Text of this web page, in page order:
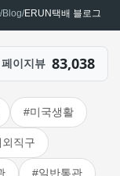
/Blog/ERUN택배 블로그
이지뷰 83,038
#미국생활
직구
#일반통관